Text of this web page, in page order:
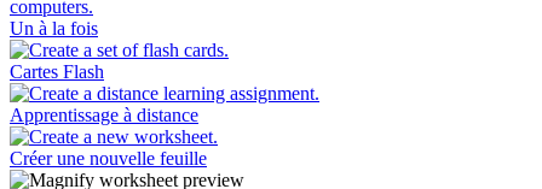
Un à la fois
Cartes Flash
Apprentissage à distance
Créer une nouvelle feuille